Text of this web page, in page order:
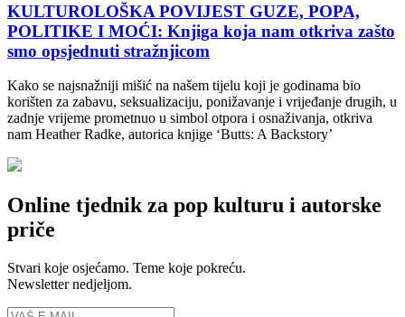
KULTUROLOŠKA POVIJEST GUZE, POPA,
POLITIKE I MOĆI: Knjiga koja nam otkriva zašto
smo opsjednuti stražnjicom
Kako se najsnažniji mišić na našem tijelu koji je godinama bio
korišten za zabavu, seksualizaciju, ponižavanje i vrijeđanje drugih, u
zadnje vrijeme prometnuo u simbol otpora i osnaživanja, otkriva
nam Heather Radke, autorica knjige ‘Butts: A Backstory’
Online tjednik za pop kulturu i autorske
priče
Stvari koje osjećamo. Teme koje pokreću.
Newsletter nedjeljom.